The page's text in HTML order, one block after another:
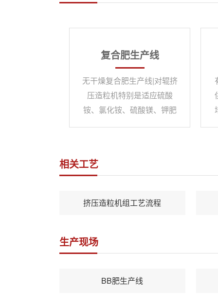
复合肥生产线
无干燥复合肥生产线|对辊挤
压造粒机特别是适应硫酸
铵、氯化铵、硫酸镁、钾肥
等造粒教果特别好，成球率
肥造粒设备经验，并采用防
具有外形美观、操作简单、
为先进的复合肥造粒 设备，
产
相关工艺
挤压造粒机组工艺流程
生产现场
BB肥生产线